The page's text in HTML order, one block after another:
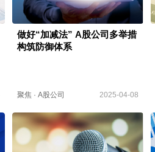
做好“加减法” A股公司多举措
构筑防御体系
聚焦 · A股公司 2025-04-08